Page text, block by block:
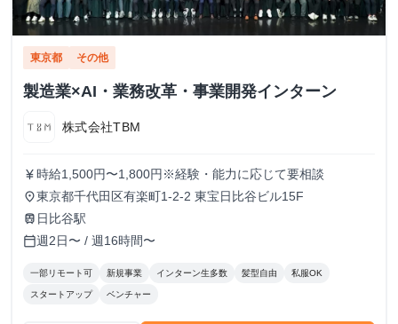
東京都 その他
製造業×AI・業務改革・事業開発インターン
株式会社TBM
currency_yen 時給1,500円〜1,800円※経験・能力に応じて要相談
place東京都千代田区有楽町1-2-2 東宝日比谷ビル15F
train 日比谷駅
calendar_today週2日〜 / 週16時間〜
一部リモート可 新規事業 インターン生多数 髪型自由 私服OK
スタートアップ ベンチャー